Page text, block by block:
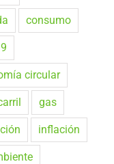
consumo
circular
gas
inflación